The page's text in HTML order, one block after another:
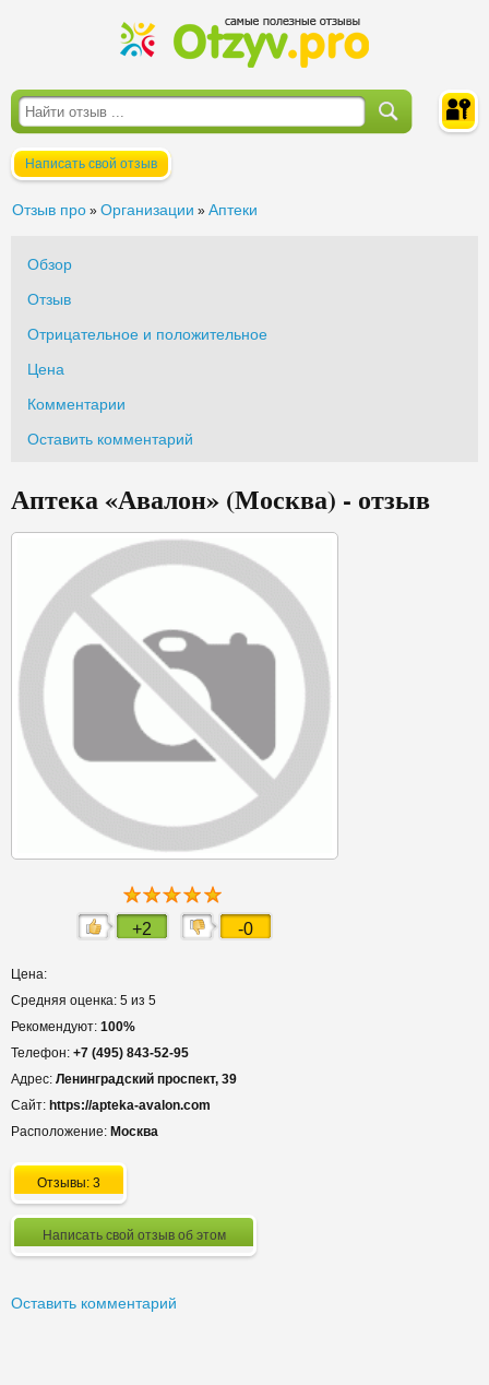
Написать свой отзыв
Отзыв про » Организации » Аптеки
Обзор
Отзыв
Отрицательное и положительное
Цена
Комментарии
Оставить комментарий
Аптека «Авалон» (Москва) - отзыв
+2 -0
Цена:
Средняя оценка: 5 из 5
Рекомендуют: 100%
Телефон: +7 (495) 843-52-95
Адрес: Ленинградский проспект, 39
Сайт: https://apteka-avalon.com
Расположение: Москва
Отзывы: 3
Написать свой отзыв об этом
Оставить комментарий